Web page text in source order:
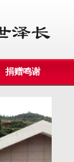
捐赠鸣谢